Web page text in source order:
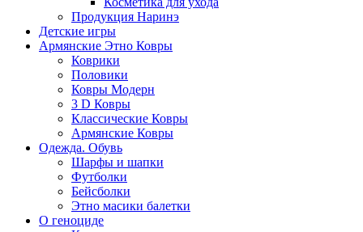
Продукция Наринэ
Детские игры
Армянские Этно Ковры
Коврики
Половики
Ковры Модерн
3 D Ковры
Классические Ковры
Армянские Ковры
Одежда. Обувь
Шарфы и шапки
Футболки
Бейсболки
Этно масики балетки
О геноциде